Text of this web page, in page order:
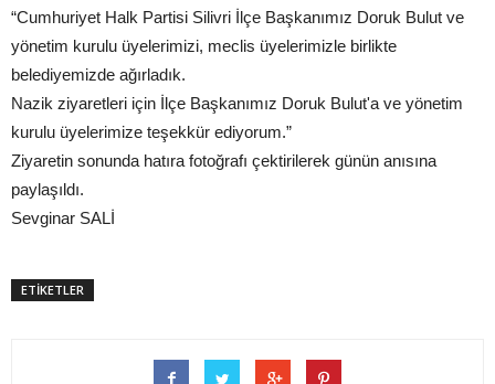
“Cumhuriyet Halk Partisi Silivri İlçe Başkanımız Doruk Bulut ve
yönetim kurulu üyelerimizi, meclis üyelerimizle birlikte
belediyemizde ağırladık.
Nazik ziyaretleri için İlçe Başkanımız Doruk Bulut'a ve yönetim
kurulu üyelerimize teşekkür ediyorum.”
Ziyaretin sonunda hatıra fotoğrafı çektirilerek günün anısına
paylaşıldı.
Sevginar SALİ
ETİKETLER